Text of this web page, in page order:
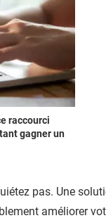
raccourci
gagner un
pas. Une
améliorer